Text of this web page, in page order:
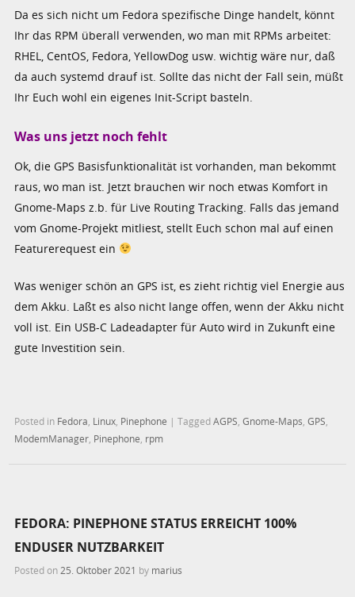
Da es sich nicht um Fedora spezifische Dinge handelt, könnt
Ihr das RPM überall verwenden, wo man mit RPMs arbeitet:
RHEL, CentOS, Fedora, YellowDog usw. wichtig wäre nur, daß
da auch systemd drauf ist. Sollte das nicht der Fall sein, müßt
Ihr Euch wohl ein eigenes Init-Script basteln.
Was uns jetzt noch fehlt
Ok, die GPS Basisfunktionalität ist vorhanden, man bekommt
raus, wo man ist. Jetzt brauchen wir noch etwas Komfort in
Gnome-Maps z.b. für Live Routing Tracking. Falls das jemand
vom Gnome-Projekt mitliest, stellt Euch schon mal auf einen
Featurerequest ein
Was weniger schön an GPS ist, es zieht richtig viel Energie aus
dem Akku. Laßt es also nicht lange offen, wenn der Akku nicht
voll ist. Ein USB-C Ladeadapter für Auto wird in Zukunft eine
gute Investition sein.
Posted in Fedora Linux Pinephone |TaggedAGPS ,Gnome-Maps ,GPS
ModemManager Pinephone rpm
FEDORA: PINEPHONE STATUS ERREICHT 100%
ENDUSER NUTZBARKEIT
Posted on25. Oktober 2021 by marius